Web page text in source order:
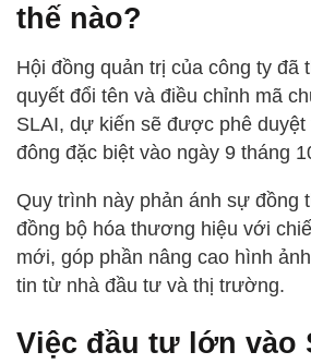
thế nào?
Hội đồng quản trị của công ty đã
quyết đổi tên và điều chỉnh mã
SLAI, dự kiến sẽ được phê duyệt
đông đặc biệt vào ngày 9 tháng
Quy trình này phản ánh sự đồng
đồng bộ hóa thương hiệu với
mới, góp phần nâng cao hình
tin từ nhà đầu tư và thị trường.
Việc đầu tư lớn vào